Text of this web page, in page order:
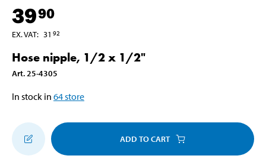
3990
EX. VAT: 31 92
Hose nipple, 1/2 x 1/2"
Art. 25-4305
In stock in 64store
ADD TO CART